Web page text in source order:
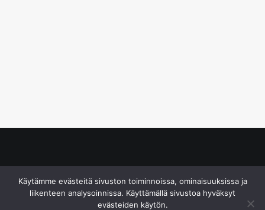
Käytämme evästeitä sivuston toiminnoissa, ominaisuuksissa ja
liikenteen analysoinnissa. Käyttämällä sivustoa hyväksyt
evästeiden käytön.